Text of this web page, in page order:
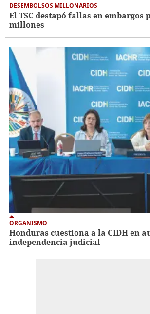
DESEMBOLSOS MILLONARIOS
El TSC destapó fallas en embargos
millones
ORGANISMO
Honduras cuestiona a la CIDH en
independencia judicial